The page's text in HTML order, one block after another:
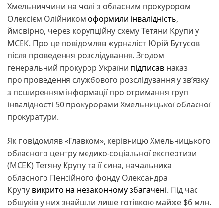
Хмельниччини на чолі з обласним прокурором
Олексієм Олійником оформили інвалідність,
ймовірно, через корупційну схему Тетяни Крупи у
МСЕК. Про це повідомляв журналіст Юрій Бутусов
після проведення розслідування. Згодом
генеральний прокурор України підписав наказ
про проведення службового розслідування у зв’язку
з поширенням інформації про отримання груп
інвалідності 50 прокурорами Хмельницької обласної
прокуратури.
Як повідомляв «Главком», керівницю Хмельницького
обласного центру медико-соціальної експертизи
(МСЕК) Тетяну Крупу та її сина, начальника
обласного Пенсійного фонду Олександра
Крупу викрито на незаконному збагачені. Під час
обшуків у них знайшли лише готівкою майже $6 млн.